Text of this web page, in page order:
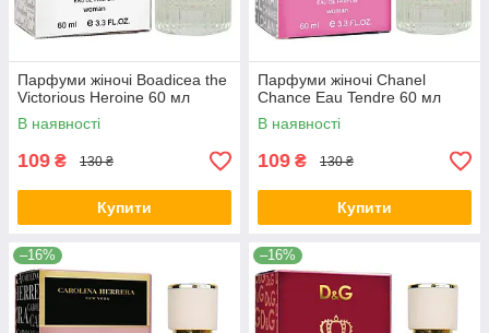
Парфуми жіночі Boadicea the
Victorious Heroine 60 мл
В наявності
109 ₴ 130 ₴
Купити
Парфуми жіночі Chanel
Chance Eau Tendre 60 мл
В наявності
109 ₴ 130 ₴
Купити
–16% –16%